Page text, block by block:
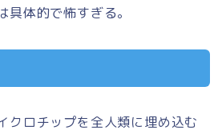
具体的で怖すぎる。
クロチップを全人類に埋め込む